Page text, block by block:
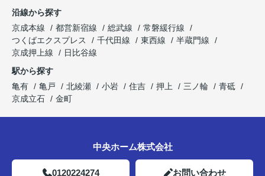
沿線から探す
京成本線
都営新宿線 総武線
常磐緩行線
つくばエクスプレス
千代田線 東西線
半蔵門線
京成押上線
日比谷線
駅から探す
亀有
亀戸 北綾瀬 小岩 住吉 押上 三ノ輪
青砥
京成立石
金町
中央ホーム株式会社
0120224274 お問い合わせ